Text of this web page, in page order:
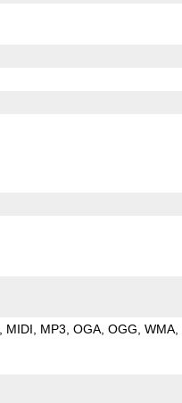
MIDI MP3 OGA OGG WMA